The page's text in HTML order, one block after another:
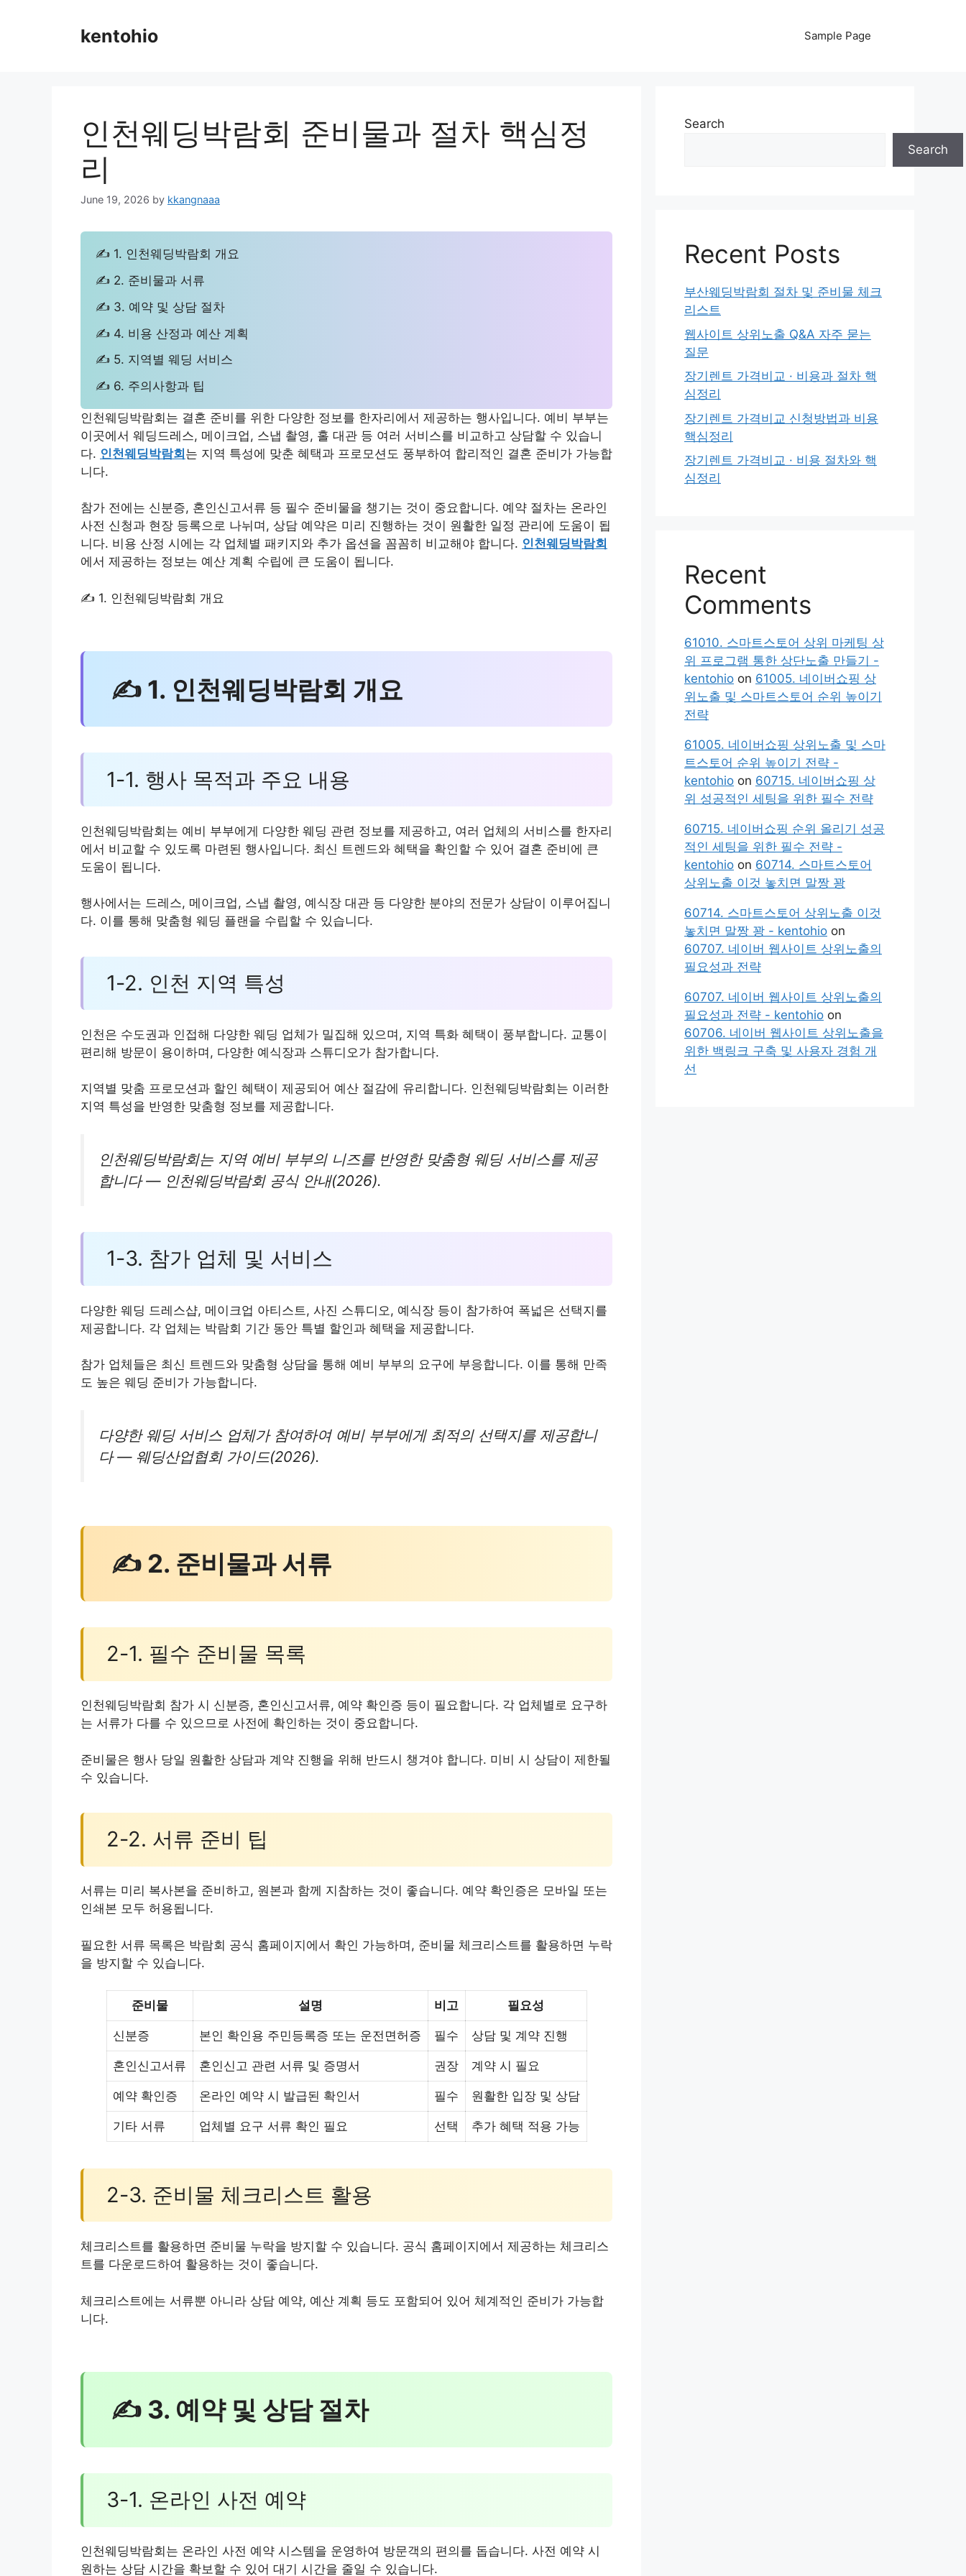
kentohio Sample Page
인천웨딩박람회 준비물과 절차 핵심정
리
June 19, 2026 by kkangnaaa
✍ 1. 인천웨딩박람회 개요
✍ 2. 준비물과 서류
✍ 3. 예약 및 상담 절차
✍ 4. 비용 산정과 예산 계획
✍ 5. 지역별 웨딩 서비스
✍ 6. 주의사항과 팁
인천웨딩박람회는 결혼 준비를 위한 다양한 정보를 한자리에서 제공하는 행사입니다. 예비 부부는
이곳에서 웨딩드레스, 메이크업, 스냅 촬영, 홀 대관 등 여러 서비스를 비교하고 상담할 수 있습니
다. 인천웨딩박람회는 지역 특성에 맞춘 혜택과 프로모션도 풍부하여 합리적인 결혼 준비가 가능합
니다.
참가 전에는 신분증, 혼인신고서류 등 필수 준비물을 챙기는 것이 중요합니다. 예약 절차는 온라인
사전 신청과 현장 등록으로 나뉘며, 상담 예약은 미리 진행하는 것이 원활한 일정 관리에 도움이 됩
니다. 비용 산정 시에는 각 업체별 패키지와 추가 옵션을 꼼꼼히 비교해야 합니다. 인천웨딩박람회
에서 제공하는 정보는 예산 계획 수립에 큰 도움이 됩니다.
✍ 1. 인천웨딩박람회 개요
✍ 1. 인천웨딩박람회 개요
1-1. 행사 목적과 주요 내용
인천웨딩박람회는 예비 부부에게 다양한 웨딩 관련 정보를 제공하고, 여러 업체의 서비스를 한자리
에서 비교할 수 있도록 마련된 행사입니다. 최신 트렌드와 혜택을 확인할 수 있어 결혼 준비에 큰
도움이 됩니다.
행사에서는 드레스, 메이크업, 스냅 촬영, 예식장 대관 등 다양한 분야의 전문가 상담이 이루어집니
다. 이를 통해 맞춤형 웨딩 플랜을 수립할 수 있습니다.
1-2. 인천 지역 특성
인천은 수도권과 인접해 다양한 웨딩 업체가 밀집해 있으며, 지역 특화 혜택이 풍부합니다. 교통이
편리해 방문이 용이하며, 다양한 예식장과 스튜디오가 참가합니다.
지역별 맞춤 프로모션과 할인 혜택이 제공되어 예산 절감에 유리합니다. 인천웨딩박람회는 이러한
지역 특성을 반영한 맞춤형 정보를 제공합니다.
인천웨딩박람회는 지역 예비 부부의 니즈를 반영한 맞춤형 웨딩 서비스를 제공
합니다 — 인천웨딩박람회 공식 안내(2026).
1-3. 참가 업체 및 서비스
다양한 웨딩 드레스샵, 메이크업 아티스트, 사진 스튜디오, 예식장 등이 참가하여 폭넓은 선택지를
제공합니다. 각 업체는 박람회 기간 동안 특별 할인과 혜택을 제공합니다.
참가 업체들은 최신 트렌드와 맞춤형 상담을 통해 예비 부부의 요구에 부응합니다. 이를 통해 만족
도 높은 웨딩 준비가 가능합니다.
다양한 웨딩 서비스 업체가 참여하여 예비 부부에게 최적의 선택지를 제공합니
다 — 웨딩산업협회 가이드(2026).
✍ 2. 준비물과 서류
2-1. 필수 준비물 목록
인천웨딩박람회 참가 시 신분증, 혼인신고서류, 예약 확인증 등이 필요합니다. 각 업체별로 요구하
는 서류가 다를 수 있으므로 사전에 확인하는 것이 중요합니다.
준비물은 행사 당일 원활한 상담과 계약 진행을 위해 반드시 챙겨야 합니다. 미비 시 상담이 제한될
수 있습니다.
2-2. 서류 준비 팁
서류는 미리 복사본을 준비하고, 원본과 함께 지참하는 것이 좋습니다. 예약 확인증은 모바일 또는
인쇄본 모두 허용됩니다.
필요한 서류 목록은 박람회 공식 홈페이지에서 확인 가능하며, 준비물 체크리스트를 활용하면 누락
을 방지할 수 있습니다.
준비물 설명 비고 필요성
신분증 본인 확인용 주민등록증 또는 운전면허증 필수 상담 및 계약 진행
혼인신고서류 혼인신고 관련 서류 및 증명서 권장 계약 시 필요
예약 확인증 온라인 예약 시 발급된 확인서 필수 원활한 입장 및 상담
기타 서류 업체별 요구 서류 확인 필요 선택 추가 혜택 적용 가능
2-3. 준비물 체크리스트 활용
체크리스트를 활용하면 준비물 누락을 방지할 수 있습니다. 공식 홈페이지에서 제공하는 체크리스
트를 다운로드하여 활용하는 것이 좋습니다.
체크리스트에는 서류뿐 아니라 상담 예약, 예산 계획 등도 포함되어 있어 체계적인 준비가 가능합
니다.
✍ 3. 예약 및 상담 절차
3-1. 온라인 사전 예약
인천웨딩박람회는 온라인 사전 예약 시스템을 운영하여 방문객의 편의를 돕습니다. 사전 예약 시
원하는 상담 시간을 확보할 수 있어 대기 시간을 줄일 수 있습니다.
Search
Search
Recent Posts
부산웨딩박람회 절차 및 준비물 체크
리스트
웹사이트 상위노출 Q&A 자주 묻는
질문
장기렌트 가격비교 · 비용과 절차 핵
심정리
장기렌트 가격비교 신청방법과 비용
핵심정리
장기렌트 가격비교 · 비용 절차와 핵
심정리
Recent
Comments
61010. 스마트스토어 상위 마케팅 상
위 프로그램 통한 상단노출 만들기 -
kentohio on 61005. 네이버쇼핑 상
위노출 및 스마트스토어 순위 높이기
전략
61005. 네이버쇼핑 상위노출 및 스마
트스토어 순위 높이기 전략 -
kentohio on 60715. 네이버쇼핑 상
위 성공적인 세팅을 위한 필수 전략
60715. 네이버쇼핑 순위 올리기 성공
적인 세팅을 위한 필수 전략 -
kentohio on 60714. 스마트스토어
상위노출 이것 놓치면 말짱 꽝
60714. 스마트스토어 상위노출 이것
놓치면 말짱 꽝 - kentohio on
60707. 네이버 웹사이트 상위노출의
필요성과 전략
60707. 네이버 웹사이트 상위노출의
필요성과 전략 - kentohio on
60706. 네이버 웹사이트 상위노출을
위한 백링크 구축 및 사용자 경험 개
선